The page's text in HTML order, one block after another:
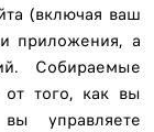
(включая ваш
приложения, а
Собираемые
того, как вы
управляете